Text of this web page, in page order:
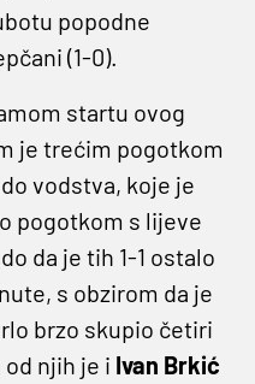
popodne
(1-0).
startu ovog
je trećim pogotkom
vodstva, koje je
pogotkom s lijeve
da je tih 1-1 ostalo
s obzirom da je
brzo skupio četiri
njih je i Ivan Brkić